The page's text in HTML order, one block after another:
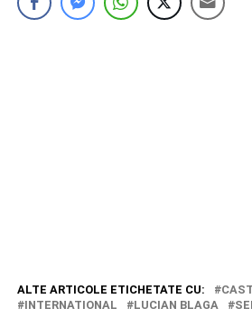
ALTE ARTICOLE ETICHETATE CU:
INTERNATIONAL
LUCIAN BLAGA